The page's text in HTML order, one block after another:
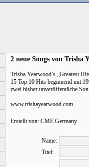
2 neue Songs von Trisha
Trisha Yearwood’s „Greatest
15 Top 10 Hits beginnend mit
zwei bisher unveröffentliche
www.trishayearwood.com
Erstellt von: CME Germany
Name:
Titel: